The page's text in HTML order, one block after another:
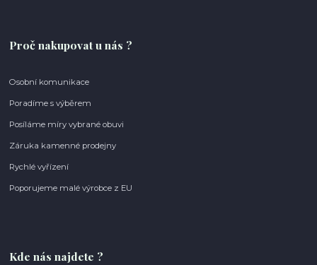
Proč nakupovat u nás ?
Osobní komunikace
Poradíme s výběrem
Posíláme míry vybrané obuvi
Záruka kamenné prodejny
Rychlé vyřízení
Poporujeme malé výrobce z EU
Kde nás najdete ?